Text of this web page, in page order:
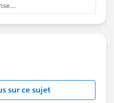
sur ce sujet